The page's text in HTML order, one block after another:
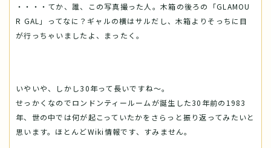
・・・・てか、誰、この写真撮った人。木箱の後ろの「GLAMOU
R GAL」ってなに？ギャルの横はサルだし、木箱よりそっちに目
が行っちゃいましたよ、まったく。
いやいや、しかし30年って長いですね～。
せっかくなのでロンドンティールームが誕生した30年前の1983
年、世の中では何が起こっていたかをさらっと振り返ってみたいと
思います。ほとんどWiki情報です、すみません。